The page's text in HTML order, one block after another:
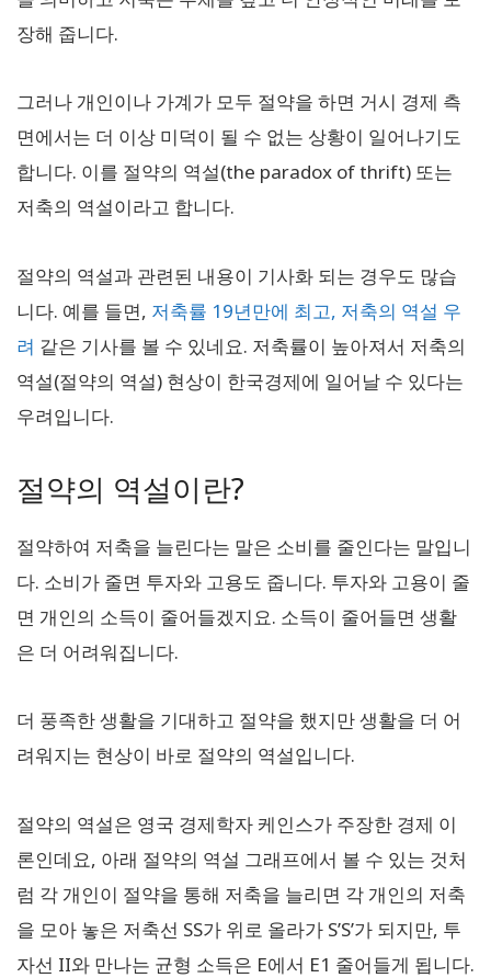
장해 줍니다.
그러나 개인이나 가계가 모두 절약을 하면 거시 경제 측
면에서는 더 이상 미덕이 될 수 없는 상황이 일어나기도
합니다. 이를 절약의 역설(the paradox of thrift) 또는
저축의 역설이라고 합니다.
절약의 역설과 관련된 내용이 기사화 되는 경우도 많습
니다. 예를 들면, 저축률 19년만에 최고, 저축의 역설 우
려 같은 기사를 볼 수 있네요. 저축률이 높아져서 저축의
역설(절약의 역설) 현상이 한국경제에 일어날 수 있다는
우려입니다.
절약의 역설이란?
절약하여 저축을 늘린다는 말은 소비를 줄인다는 말입니
다. 소비가 줄면 투자와 고용도 줍니다. 투자와 고용이 줄
면 개인의 소득이 줄어들겠지요. 소득이 줄어들면 생활
은 더 어려워집니다.
더 풍족한 생활을 기대하고 절약을 했지만 생활을 더 어
려워지는 현상이 바로 절약의 역설입니다.
절약의 역설은 영국 경제학자 케인스가 주장한 경제 이
론인데요, 아래 절약의 역설 그래프에서 볼 수 있는 것처
럼 각 개인이 절약을 통해 저축을 늘리면 각 개인의 저축
을 모아 놓은 저축선 SS가 위로 올라가 S’S’가 되지만, 투
자선 II와 만나는 균형 소득은 E에서 E1 줄어들게 됩니다.